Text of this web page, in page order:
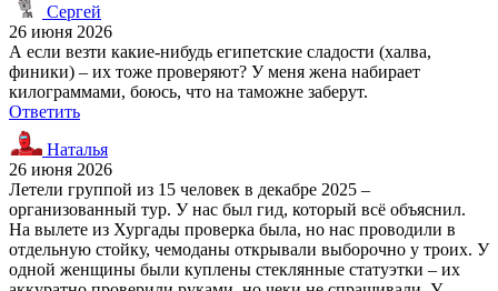
Сергей
26 июня 2026
А если везти какие-нибудь египетские сладости (халва,
финики) – их тоже проверяют? У меня жена набирает
килограммами, боюсь, что на таможне заберут.
Ответить
Наталья
26 июня 2026
Летели группой из 15 человек в декабре 2025 –
организованный тур. У нас был гид, который всё объяснил.
На вылете из Хургады проверка была, но нас проводили в
отдельную стойку, чемоданы открывали выборочно у троих. У
одной женщины были куплены стеклянные статуэтки – их